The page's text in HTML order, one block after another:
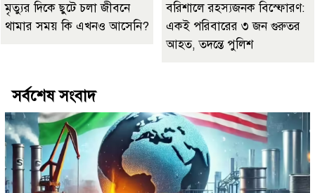
মৃত্যুর দিকে ছুটে চলা জীবনে
থামার সময় কি এখনও আসেনি?
বরিশালে রহস্যজনক বিস্ফোরণ:
একই পরিবারের ৩ জন গুরুতর
আহত, তদন্তে পুলিশ
সর্বশেষ সংবাদ